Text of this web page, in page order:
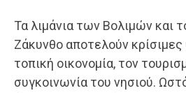
Τα λιμάνια των Βολιμών και
Ζάκυνθο αποτελούν
τοπική οικονομία, τον
συγκοινωνία του νησιού.